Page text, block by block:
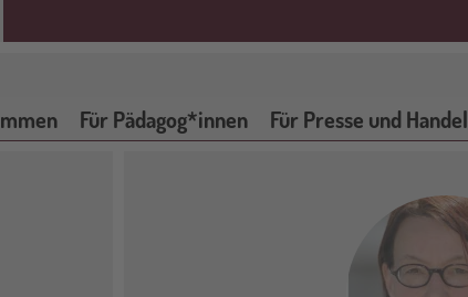
Für Pädagog*innen Für Presse und Handel